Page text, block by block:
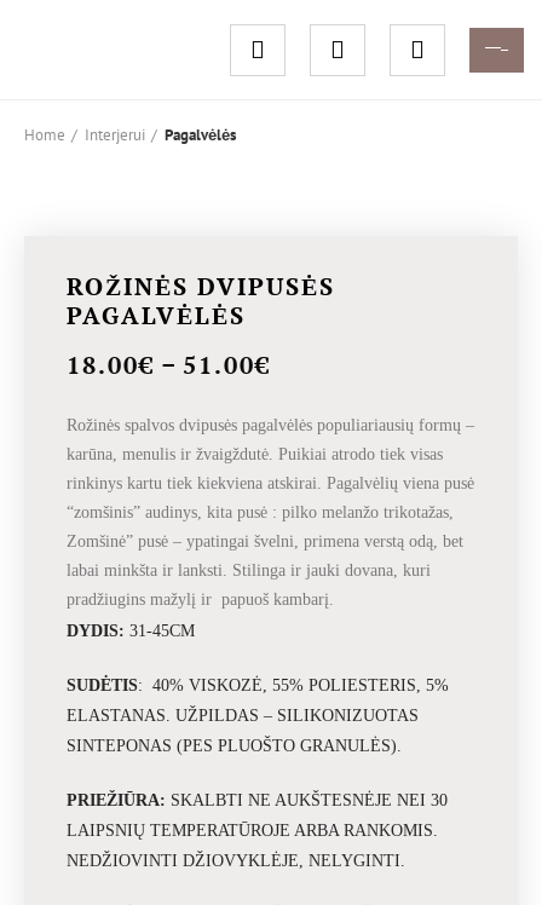
Home Interjerui Pagalvėlės
ROŽINĖS DVIPUSĖS
PAGALVĖLĖS
18.00€ – 51.00€
Rožinės spalvos dvipusės pagalvėlės populiariausių formų –
karūna, menulis ir žvaigždutė. Puikiai atrodo tiek visas
rinkinys kartu tiek kiekviena atskirai. Pagalvėlių viena pusė
“zomšinis” audinys, kita pusė : pilko melanžo trikotažas,
Zomšinė” pusė – ypatingai švelni, primena verstą odą, bet
labai minkšta ir lanksti. Stilinga ir jauki dovana, kuri
pradžiugins mažylį ir papuoš kambarį.
DYDIS: 31-45CM
SUDĖTIS: 40% VISKOZĖ, 55% POLIESTERIS, 5%
ELASTANAS. UŽPILDAS – SILIKONIZUOTAS
SINTEPONAS (PES PLUOŠTO GRANULĖS).
PRIEŽIŪRA: SKALBTI NE AUKŠTESNĖJE NEI 30
LAIPSNIŲ TEMPERATŪROJE ARBA RANKOMIS.
NEDŽIOVINTI DŽIOVYKLĖJE, NELYGINTI.